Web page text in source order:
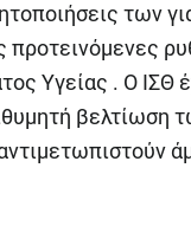
των
Υγείας . Ο ΙΣΘ